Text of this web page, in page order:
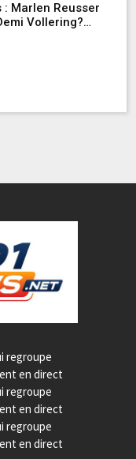
: Marlen Reusser
Vollering?
regroupe
en direct
regroupe
en direct
regroupe
en direct